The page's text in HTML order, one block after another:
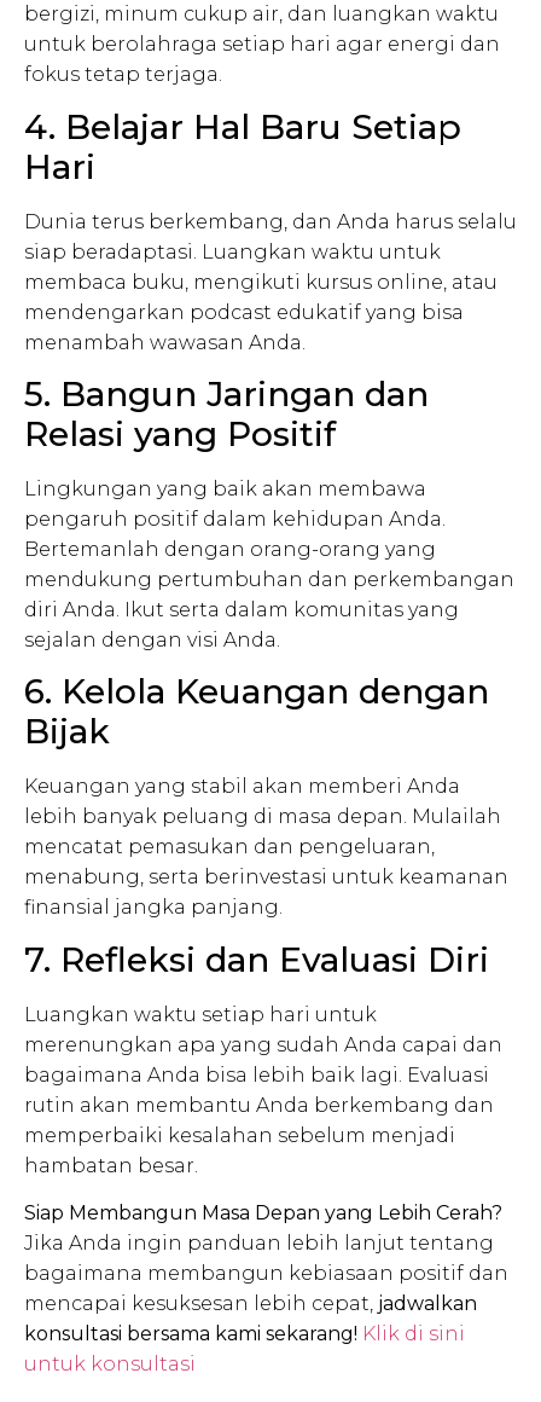
bergizi, minum cukup air, dan luangkan waktu
untuk berolahraga setiap hari agar energi dan
fokus tetap terjaga.
4. Belajar Hal Baru Setiap
Hari
Dunia terus berkembang, dan Anda harus selalu
siap beradaptasi. Luangkan waktu untuk
membaca buku, mengikuti kursus online, atau
mendengarkan podcast edukatif yang bisa
menambah wawasan Anda.
5. Bangun Jaringan dan
Relasi yang Positif
Lingkungan yang baik akan membawa
pengaruh positif dalam kehidupan Anda.
Bertemanlah dengan orang-orang yang
mendukung pertumbuhan dan perkembangan
diri Anda. Ikut serta dalam komunitas yang
sejalan dengan visi Anda.
6. Kelola Keuangan dengan
Bijak
Keuangan yang stabil akan memberi Anda
lebih banyak peluang di masa depan. Mulailah
mencatat pemasukan dan pengeluaran,
menabung, serta berinvestasi untuk keamanan
finansial jangka panjang.
7. Refleksi dan Evaluasi Diri
Luangkan waktu setiap hari untuk
merenungkan apa yang sudah Anda capai dan
bagaimana Anda bisa lebih baik lagi. Evaluasi
rutin akan membantu Anda berkembang dan
memperbaiki kesalahan sebelum menjadi
hambatan besar.
Siap Membangun Masa Depan yang Lebih Cerah?
Jika Anda ingin panduan lebih lanjut tentang
bagaimana membangun kebiasaan positif dan
mencapai kesuksesan lebih cepat, jadwalkan
konsultasi bersama kami sekarang! Klik di sini
untuk konsultasi